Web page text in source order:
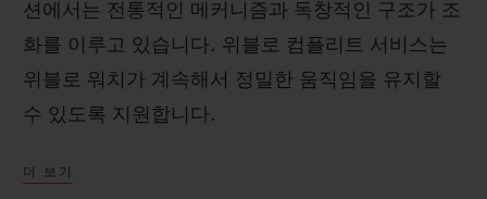
션에서는 전통적인 메커니즘과 독창적인 구조가 조
화를 이루고 있습니다. 위블로 컴플리트 서비스는
위블로 워치가 계속해서 정밀한 움직임을 유지할
수 있도록 지원합니다.
CHF 1,000 가치에 해당하는 본 서비스는
더 보기